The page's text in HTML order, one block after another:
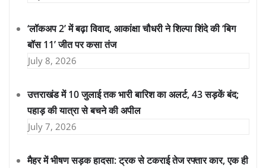
‘लॉकअप 2’ में बढ़ा विवाद, आकांक्षा चौधरी ने शिल्पा शिंदे की ‘बिग
बॉस 11’ जीत पर कसा तंज
July 8, 2026
उत्तराखंड में 10 जुलाई तक भारी बारिश का अलर्ट, 43 सड़कें बंद;
पहाड़ की यात्रा से बचने की अपील
July 7, 2026
मैहर में भीषण सड़क हादसा: ट्रक से टकराई तेज रफ्तार कार, एक ही